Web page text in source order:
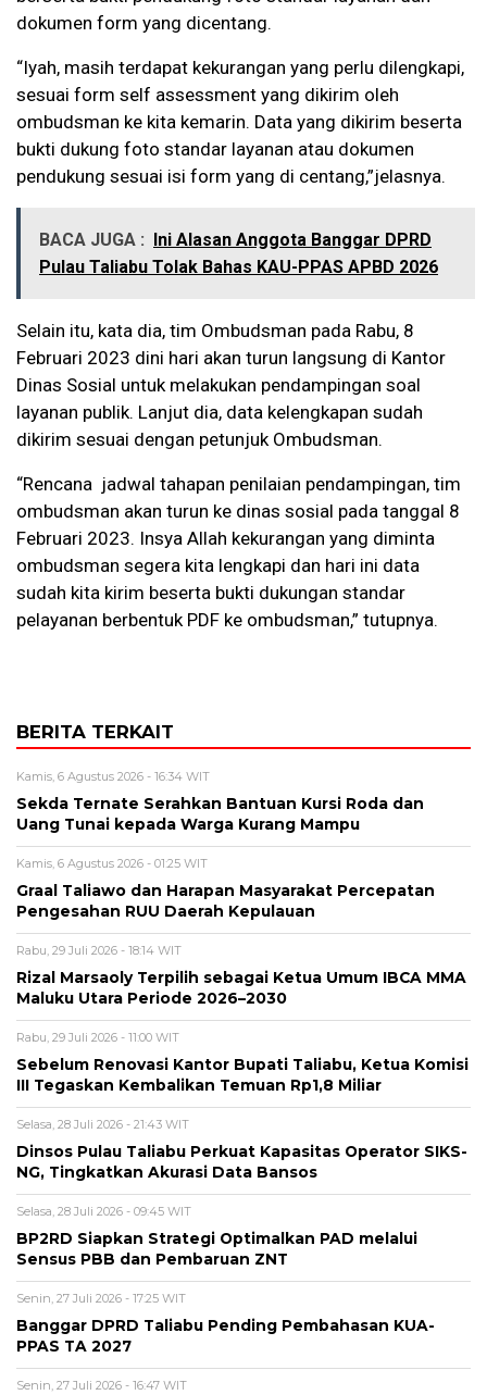
dokumen form yang dicentang.
“Iyah, masih terdapat kekurangan yang perlu dilengkapi,
sesuai form self assessment yang dikirim oleh
ombudsman ke kita kemarin. Data yang dikirim beserta
bukti dukung foto standar layanan atau dokumen
pendukung sesuai isi form yang di centang,”jelasnya.
BACA JUGA : Ini Alasan Anggota Banggar DPRD
Pulau Taliabu Tolak Bahas KAU-PPAS APBD 2026
Selain itu, kata dia, tim Ombudsman pada Rabu, 8
Februari 2023 dini hari akan turun langsung di Kantor
Dinas Sosial untuk melakukan pendampingan soal
layanan publik. Lanjut dia, data kelengkapan sudah
dikirim sesuai dengan petunjuk Ombudsman.
“Rencana jadwal tahapan penilaian pendampingan, tim
ombudsman akan turun ke dinas sosial pada tanggal 8
Februari 2023. Insya Allah kekurangan yang diminta
ombudsman segera kita lengkapi dan hari ini data
sudah kita kirim beserta bukti dukungan standar
pelayanan berbentuk PDF ke ombudsman,” tutupnya.
BERITA TERKAIT
Kamis, 6 Agustus 2026 - 16:34 WIT
Sekda Ternate Serahkan Bantuan Kursi Roda dan
Uang Tunai kepada Warga Kurang Mampu
Kamis, 6 Agustus 2026 - 01:25 WIT
Graal Taliawo dan Harapan Masyarakat Percepatan
Pengesahan RUU Daerah Kepulauan
Rabu, 29 Juli 2026 - 18:14 WIT
Rizal Marsaoly Terpilih sebagai Ketua Umum IBCA MMA
Maluku Utara Periode 2026–2030
Rabu, 29 Juli 2026 - 11:00 WIT
Sebelum Renovasi Kantor Bupati Taliabu, Ketua Komisi
III Tegaskan Kembalikan Temuan Rp1,8 Miliar
Selasa, 28 Juli 2026 - 21:43 WIT
Dinsos Pulau Taliabu Perkuat Kapasitas Operator SIKS-
NG, Tingkatkan Akurasi Data Bansos
Selasa, 28 Juli 2026 - 09:45 WIT
BP2RD Siapkan Strategi Optimalkan PAD melalui
Sensus PBB dan Pembaruan ZNT
Senin, 27 Juli 2026 - 17:25 WIT
Banggar DPRD Taliabu Pending Pembahasan KUA-
PPAS TA 2027
Senin, 27 Juli 2026 - 16:47 WIT